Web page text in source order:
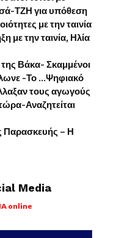
ΤΖΗ για υπόθεση
με την ταινία
με την ταινία, Ηλία
Βάκα- Σκαμμένοι
-Το …Ψηφιακό
τους αγωγούς
Αναζητείται
Παρασκευής – Η
Media
online